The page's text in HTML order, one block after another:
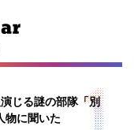
じる謎の部隊「別
物に聞いた